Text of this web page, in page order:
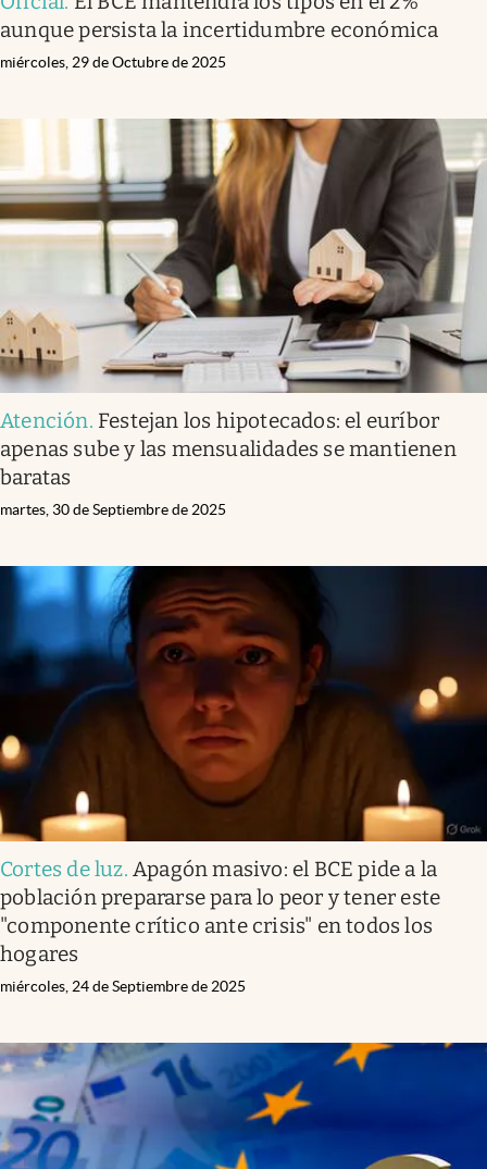
aunque persista la incertidumbre económica
miércoles, 29 de Octubre de 2025
Atención. Festejan los hipotecados: el euríbor
apenas sube y las mensualidades se mantienen
baratas
martes, 30 de Septiembre de 2025
Cortes de luz.Apagón masivo: el BCE pide a la
población prepararse para lo peor y tener este
"componente crítico ante crisis" en todos los
hogares
miércoles, 24 de Septiembre de 2025